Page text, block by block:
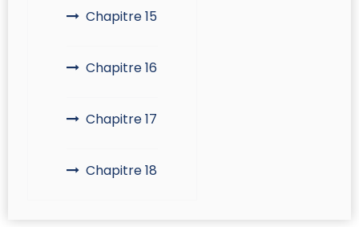
Chapitre 15
Chapitre 16
Chapitre 17
Chapitre 18